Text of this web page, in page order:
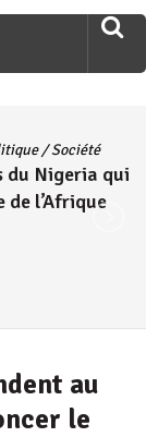
/Société
du Nigeria qui
de l’Afrique
au
le